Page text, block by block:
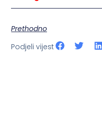
Prethodno
Podjeli vijest